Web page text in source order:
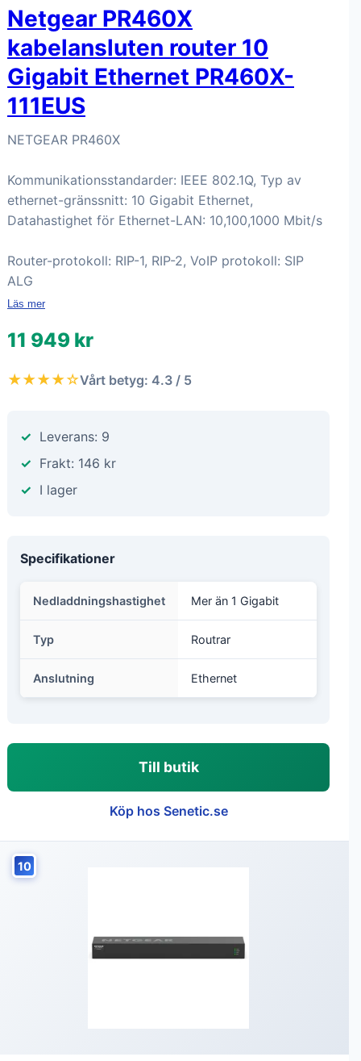
Netgear PR460X
kabelansluten router 10
Gigabit Ethernet PR460X-
111EUS
NETGEAR PR460X
Kommunikationsstandarder: IEEE 802.1Q, Typ av
ethernet-gränssnitt: 10 Gigabit Ethernet,
Datahastighet för Ethernet-LAN: 10,100,1000 Mbit/s
Router-protokoll: RIP-1, RIP-2, VoIP protokoll: SIP
ALG
Läs mer
11 949 kr
★★★★☆Vårt betyg: 4.3 / 5
Leverans: 9
Frakt: 146 kr
I lager
Specifikationer
Nedladdningshastighet Mer än 1 Gigabit
Typ Routrar
Anslutning Ethernet
Till butik
Köp hos Senetic.se
10